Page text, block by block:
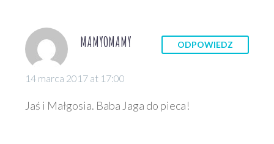
MAMYOMAMY
14 marca 2017 at 17:00
ODPOWIEDZ
Jaś i Małgosia. Baba Jaga do pieca!